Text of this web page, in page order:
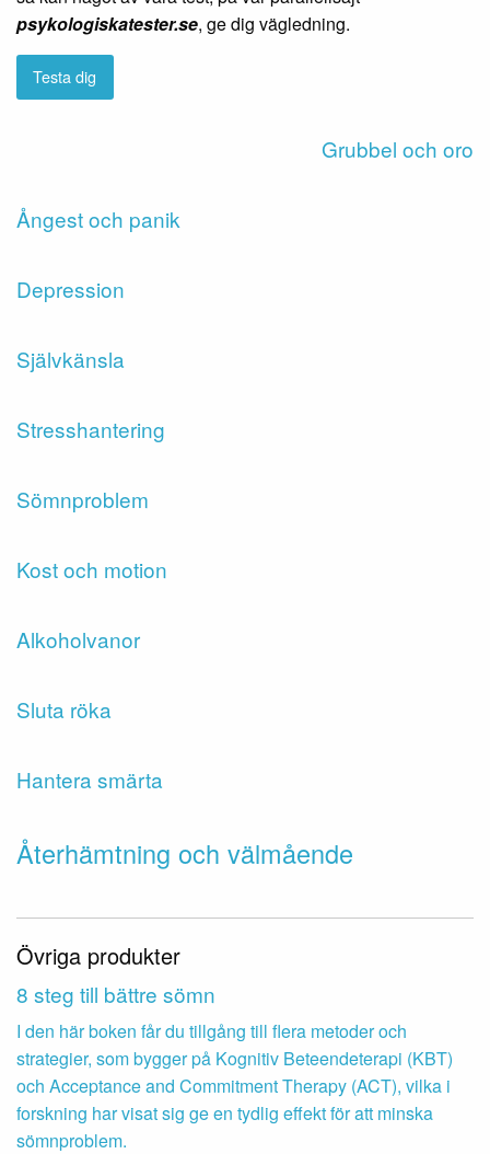
psykologiskatester.se, ge dig vägledning.
Testa dig
Grubbel och oro
Ångest och panik
Depression
Självkänsla
Stresshantering
Sömnproblem
Kost och motion
Alkoholvanor
Sluta röka
Hantera smärta
Återhämtning och välmående
Övriga produkter
8 steg till bättre sömn
I den här boken får du tillgång till flera metoder och
strategier, som bygger på Kognitiv Beteendeterapi (KBT)
och Acceptance and Commitment Therapy (ACT), vilka i
forskning har visat sig ge en tydlig effekt för att minska
sömnproblem.